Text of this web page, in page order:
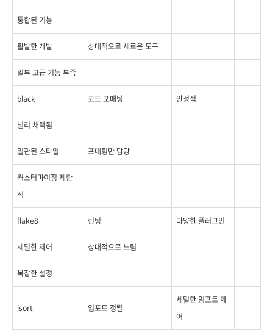
통합된 기능
활발한 개발 상대적으로 새로운 도구
일부 고급 기능 부족
black 코드 포매팅 안정적
널리 채택됨
일관된 스타일 포매팅만 담당
커스터마이징 제한
적
flake8 린팅 다양한 플러그인
세밀한 제어 상대적으로 느림
복잡한 설정
isort 임포트 정렬
세밀한 임포트 제
어